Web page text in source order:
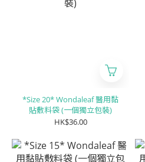
*Size 20* Wondaleaf 醫用黏
貼敷料袋 (一個獨立包裝)
HK$36.00